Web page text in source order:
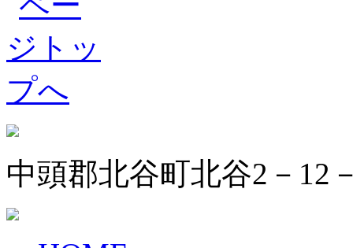
中頭郡北谷町北谷2－